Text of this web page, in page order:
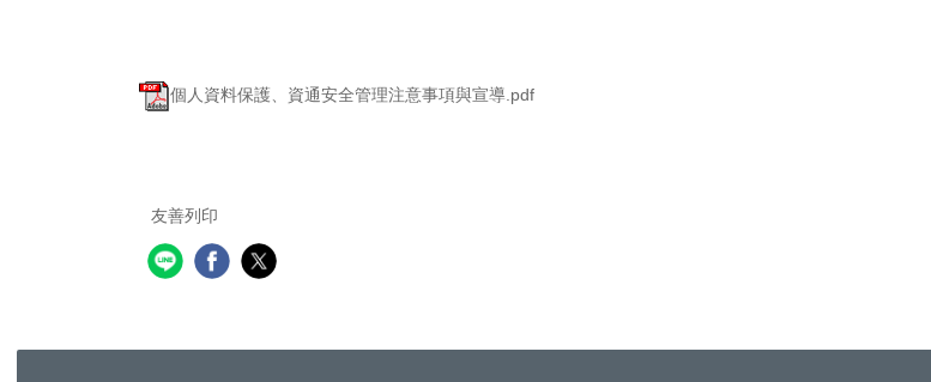
個人資料保護、資通安全管理注意事項與宣導.pdf
友善列印